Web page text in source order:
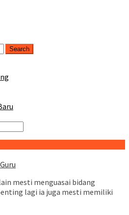
Search
mesti menguasai bidang
lagi ia juga mesti memiliki